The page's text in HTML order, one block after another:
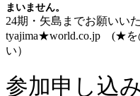
まいません。
24期・矢島までお願いい
tyajima★world.co.jp (★を
い）